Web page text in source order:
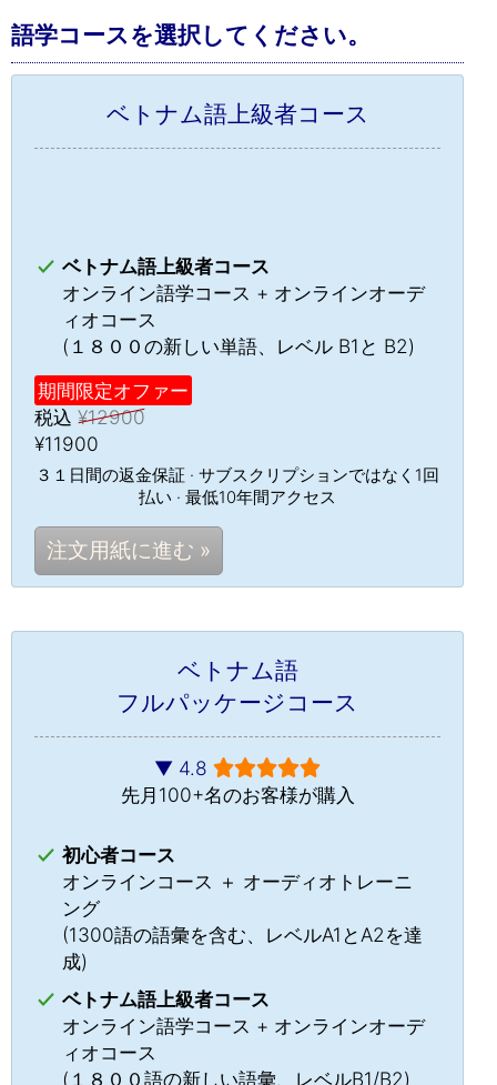
語学コースを選択してください。
ベトナム語上級者コース
ベトナム語上級者コース
オンライン語学コース + オンラインオーデ
ィオコース
(１８００の新しい単語、レベル B1と B2)
期間限定オファー
税込 ¥12900
¥11900
３１日間の返金保証 · サブスクリプションではなく1回
払い · 最低10年間アクセス
注文用紙に進む »
ベトナム語
フルパッケージコース
▼ 4.8
先月100+名のお客様が購入
初心者コース
オンラインコース ＋ オーディオトレーニ
ング
(1300語の語彙を含む、レベルA1とA2を達
成)
ベトナム語上級者コース
オンライン語学コース + オンラインオーデ
ィオコース
(１８００語の新しい語彙、レベルB1/B2)
チャット »